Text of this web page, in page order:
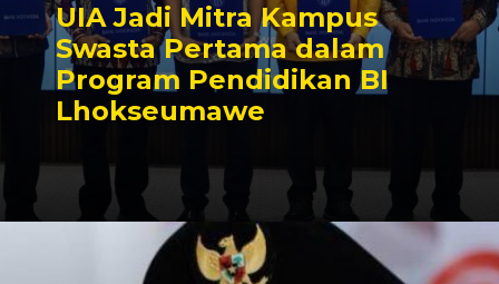
UIA Jadi Mitra Kampus
Swasta Pertama dalam
Program Pendidikan BI
Lhokseumawe